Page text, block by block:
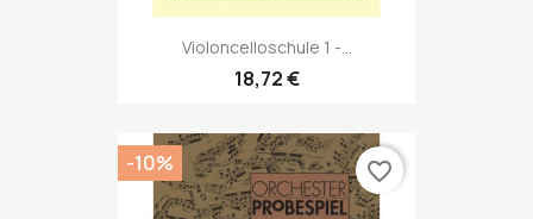
Violoncelloschule 1 -...
18,72 €
-10% favorite_border